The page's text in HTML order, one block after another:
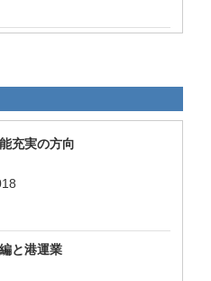
充実の方向
と港運業